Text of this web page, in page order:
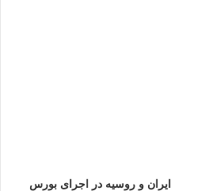
ایران و روسیه در اجرای بورس